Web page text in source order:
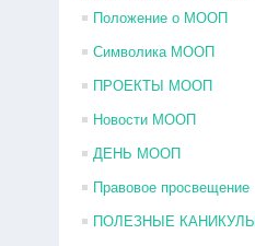
Положение о МООП
Символика МООП
ПРОЕКТЫ МООП
Новости МООП
ДЕНЬ МООП
Правовое просвещение
ПОЛЕЗНЫЕ КАНИКУЛЫ